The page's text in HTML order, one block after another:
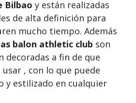
Bilbao y están realizadas
de alta definición para
mucho tiempo. Además
balon athletic club son
decoradas a fin de que
, con lo que puede
y estilizado en cualquier